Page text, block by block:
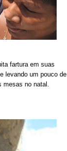
fartura em suas
levando um pouco de
mesas no natal.